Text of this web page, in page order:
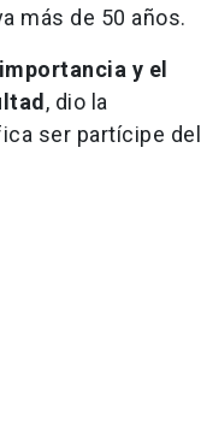
más de 50 años.
y el
, dio la
ser partícipe del